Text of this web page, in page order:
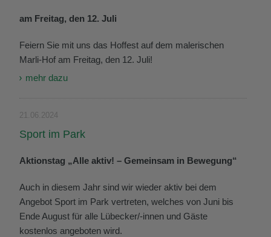
am Freitag, den 12. Juli
Feiern Sie mit uns das Hoffest auf dem malerischen
Marli-Hof am Freitag, den 12. Juli!
mehr dazu
21.06.2024
Sport im Park
Aktionstag „Alle aktiv! – Gemeinsam in Bewegung“
Auch in diesem Jahr sind wir wieder aktiv bei dem
Angebot Sport im Park vertreten, welches von Juni bis
Ende August für alle Lübecker/-innen und Gäste
kostenlos angeboten wird.